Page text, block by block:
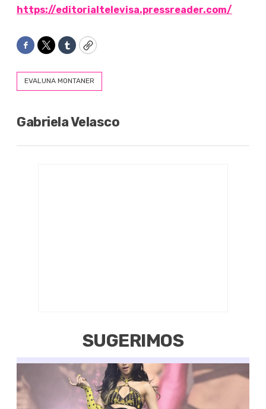
https://editorialtelevisa.pressreader.com/
Facebook
TwitterTumblrCopy
EVALUNA MONTANER
Gabriela Velasco
SUGERIMOS